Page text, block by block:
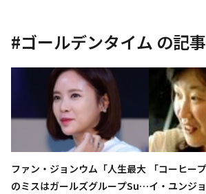
#ゴールデンタイム の記事
ファン・ジョンウム「人生最大
のミスはガールズグループSug
「コーヒー
イ・ユンジ